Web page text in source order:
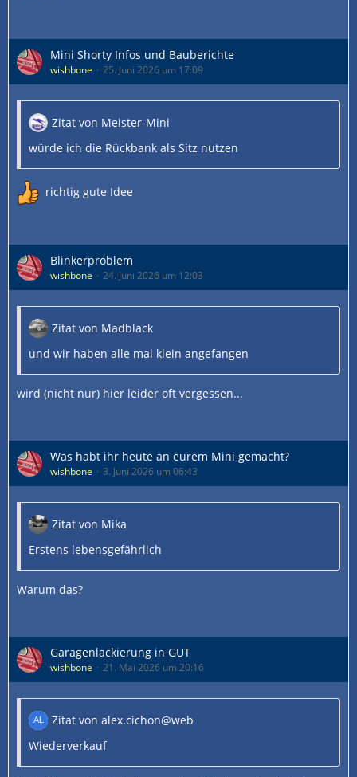
Mini Shorty Infos und Bauberichte
wishbone 25. Juni 2026 um 17:09
Zitat von Meister-Mini
würde ich die Rückbank als Sitz nutzen
richtig gute Idee
Blinkerproblem
wishbone 24. Juni 2026 um 12:03
Zitat von Madblack
und wir haben alle mal klein angefangen
wird (nicht nur) hier leider oft vergessen...
Was habt ihr heute an eurem Mini gemacht?
wishbone 3. Juni 2026 um 06:43
Zitat von Mika
Erstens lebensgefährlich
Warum das?
Garagenlackierung in GUT
wishbone 21. Mai 2026 um 20:16
Zitat von alex.cichon@web
Wiederverkauf